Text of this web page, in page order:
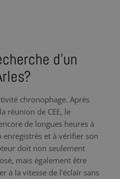
d’un
chronophage. Après
réunion de CEE, le
de longues heures à
et à vérifier son
doit non seulement
mais également être
à la vitesse de l'éclair sans